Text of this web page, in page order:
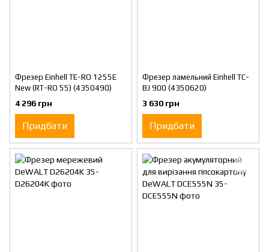
Фрезер Einhell TE-RO 1255E
New (RT-RO 55) (4350490)
4 296 грн
Придбати
Фрезер ламельний Einhell TC-
BJ 900 (4350620)
3 630 грн
Придбати